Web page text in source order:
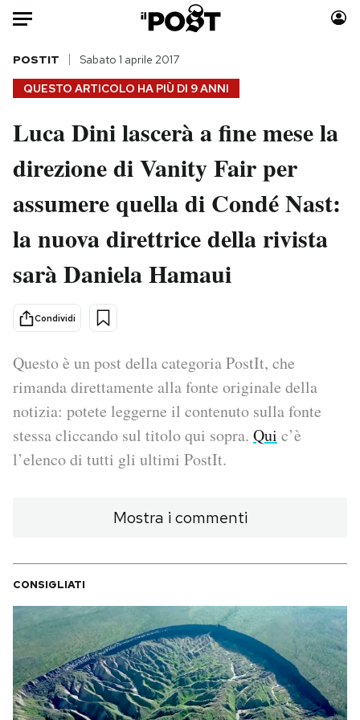
HOME
Italia
Politica
Tecnologia
Scienza
Cultura
Sport
Moda
Consumismi
Storie/Idee
Media
Europa
PODCAST
NEWSLETTER
CALENDARIO
AREA PERSONALE
Area Personale
Newsletter
QUESTO ARTICOLO HA PIÙ DI 9 ANNI
POSTIT Sabato 1 aprile 2017
Luca Dini lascerà a fine mese la
direzione di Vanity Fair per
assumere quella di Condé Nast:
la nuova direttrice della rivista
sarà Daniela Hamaui
Condividi
Questo è un post della categoria PostIt, che
rimanda direttamente alla fonte originale della
notizia: potete leggerne il contenuto sulla fonte
stessa cliccando sul titolo qui sopra. Qui c’è
l’elenco di tutti gli ultimi PostIt.
Mostra i commenti
CONSIGLIATI